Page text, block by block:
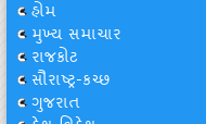
હોમ
મુખ્ય સમાચાર
રાજકોટ
સૌરાષ્ટ્ર-કચ્છ
ગુજરાત